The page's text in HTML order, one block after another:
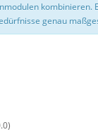
kombinieren.
genau